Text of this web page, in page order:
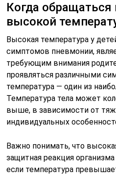
Когда обращаться
высокой
Высокая температура у
симптомов пневмонии,
требующим внимания
проявляться различными
температура — один из
Температура тела может
выше, в зависимости от
индивидуальных
Важно понимать, что
защитная реакция
если температура